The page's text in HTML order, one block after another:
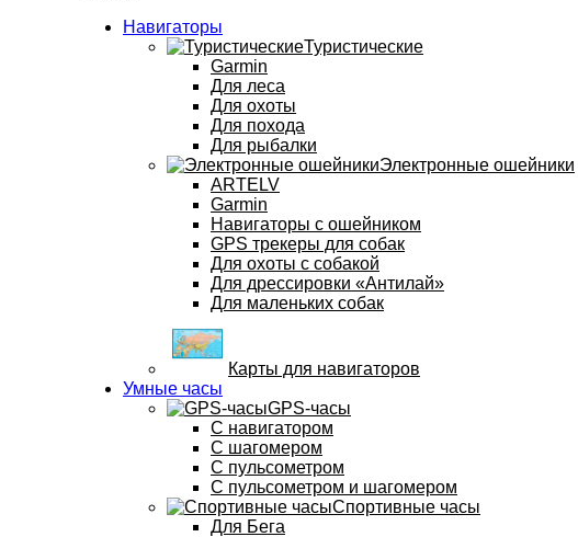
Навигаторы
Туристические
Garmin
Для леса
Для охоты
Для похода
Для рыбалки
Электронные ошейники
ARTELV
Garmin
Навигаторы с ошейником
GPS трекеры для собак
Для охоты с собакой
Для дрессировки «Антилай»
Для маленьких собак
Карты для навигаторов
Умные часы
GPS-часы
С навигатором
С шагомером
С пульсометром
С пульсометром и шагомером
Спортивные часы
Для Бега